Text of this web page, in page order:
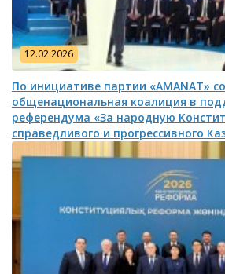
12.02.2026
По инициативе партии «AMANAT»
общенациональная коалиция в
референдума «За народную
справедливого и прогрессивного